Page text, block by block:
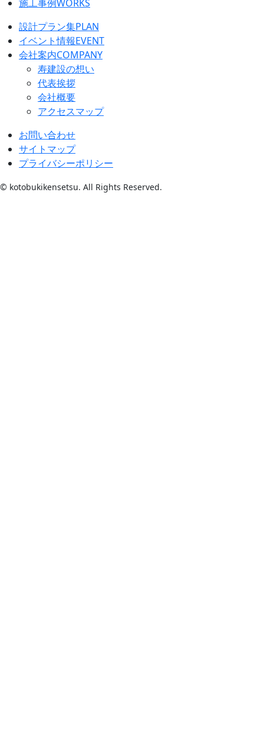
施工事例WORKS
設計プラン集PLAN
イベント情報EVENT
会社案内COMPANY
寿建設の想い
代表挨拶
会社概要
アクセスマップ
お問い合わせ
サイトマップ
プライバシーポリシー
© kotobukikensetsu. All Rights Reserved.